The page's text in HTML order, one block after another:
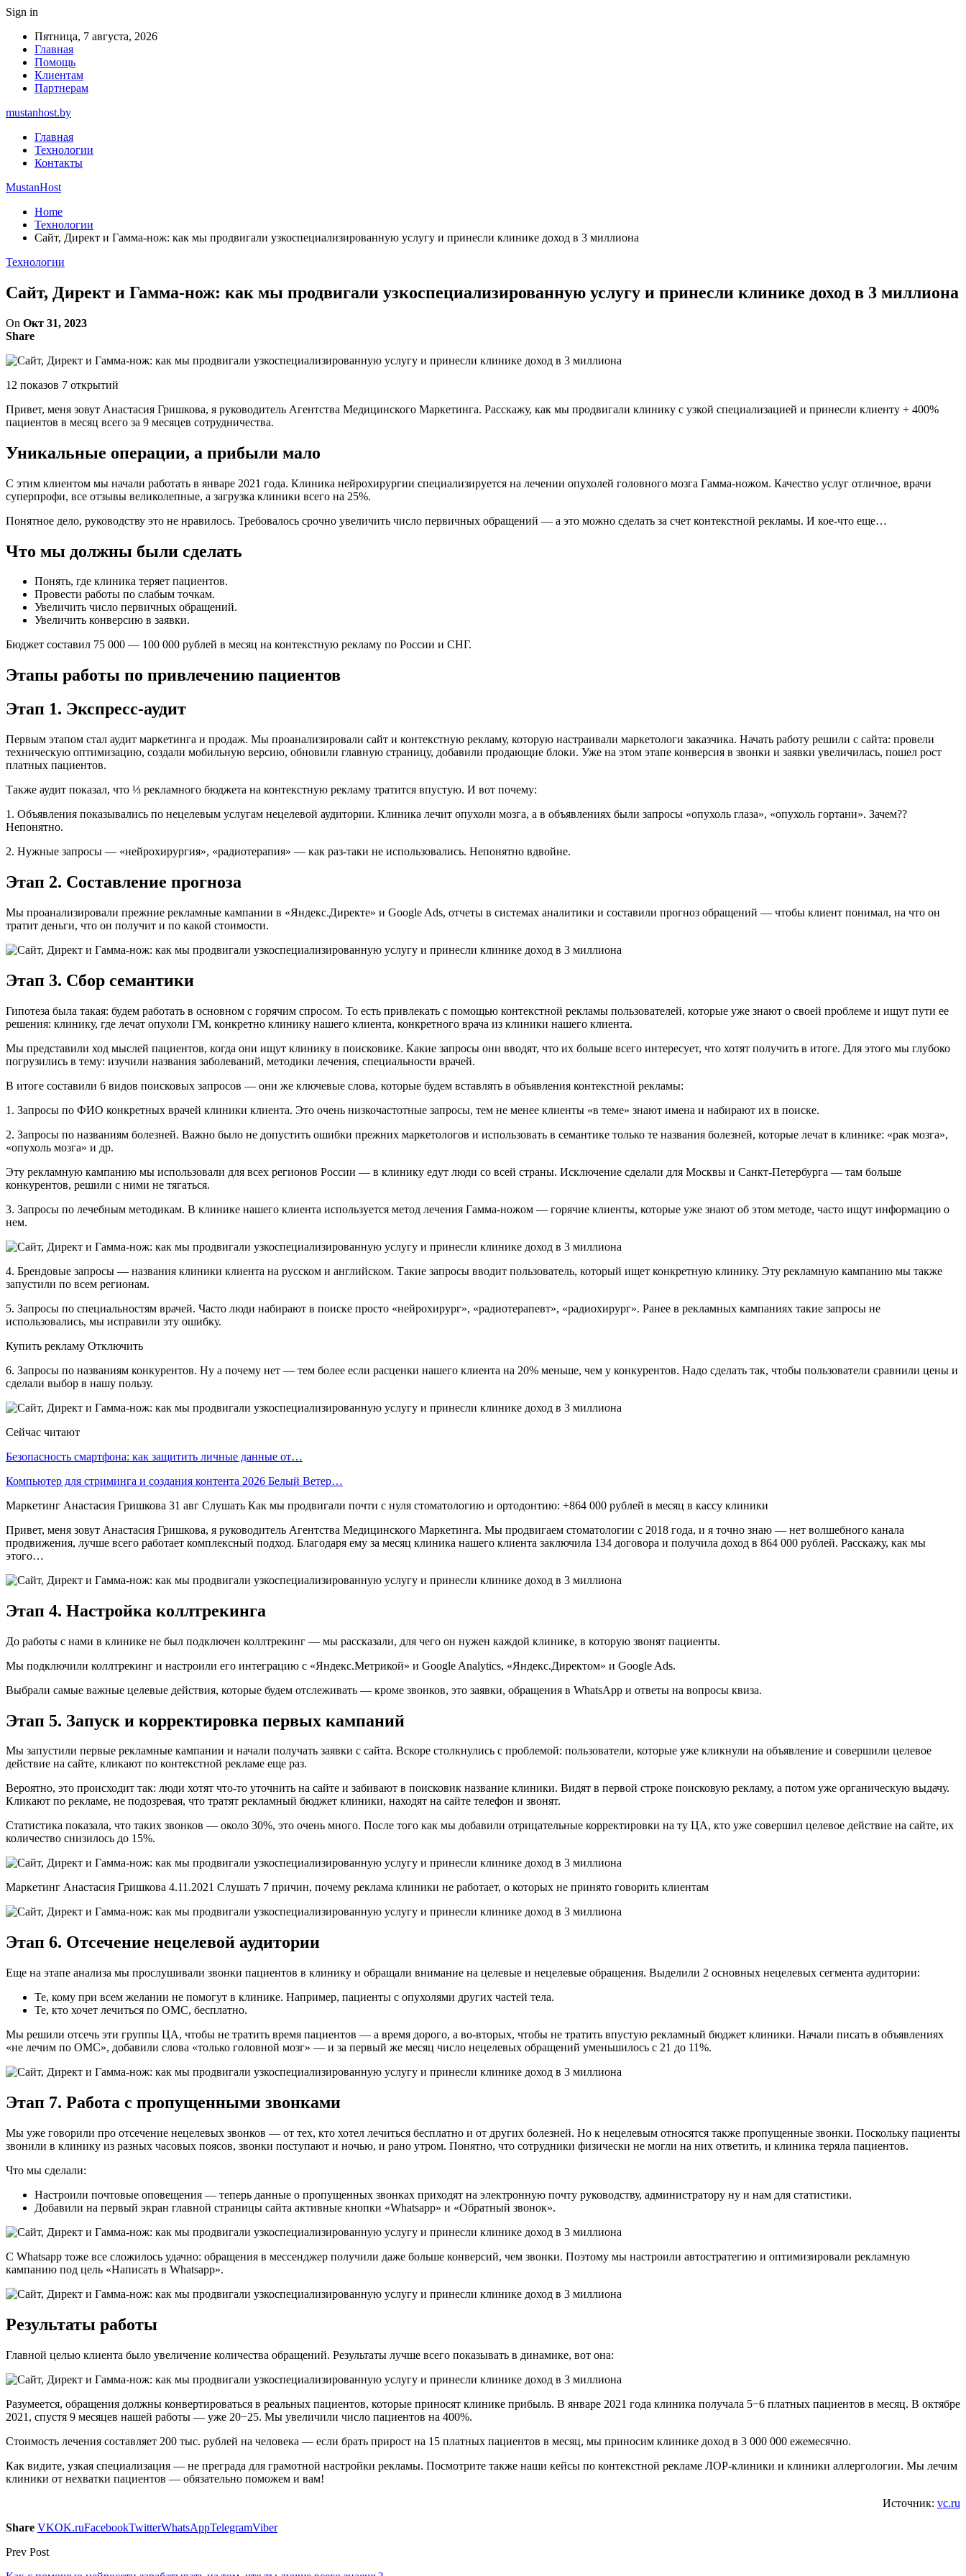
Sign in
Пятница, 7 августа, 2026
Главная
Помощь
Клиентам
Партнерам
mustanhost.by
Главная
Технологии
Контакты
MustanHost
Home
Технологии
Сайт, Директ и Гамма-нож: как мы продвигали узкоспециализированную услугу и принесли клинике доход в 3 миллиона
Технологии
Сайт, Директ и Гамма-нож: как мы продвигали узкоспециализированную услугу и принесли клинике доход в 3 миллиона
On Окт 31, 2023
Share
12 показов 7 открытий
Привет, меня зовут Анастасия Гришкова, я руководитель Агентства Медицинского Маркетинга. Расскажу, как мы продвигали клинику с узкой специализацией и принесли клиенту + 400%
пациентов в месяц всего за 9 месяцев сотрудничества.
Уникальные операции, а прибыли мало
С этим клиентом мы начали работать в январе 2021 года. Клиника нейрохирургии специализируется на лечении опухолей головного мозга Гамма-ножом. Качество услуг отличное, врачи
суперпрофи, все отзывы великолепные, а загрузка клиники всего на 25%.
Понятное дело, руководству это не нравилось. Требовалось срочно увеличить число первичных обращений — а это можно сделать за счет контекстной рекламы. И кое-что еще…
Что мы должны были сделать
Понять, где клиника теряет пациентов.
Провести работы по слабым точкам.
Увеличить число первичных обращений.
Увеличить конверсию в заявки.
Бюджет составил 75 000 — 100 000 рублей в месяц на контекстную рекламу по России и СНГ.
Этапы работы по привлечению пациентов
Этап 1. Экспресс-аудит
Первым этапом стал аудит маркетинга и продаж. Мы проанализировали сайт и контекстную рекламу, которую настраивали маркетологи заказчика. Начать работу решили с сайта: провели
техническую оптимизацию, создали мобильную версию, обновили главную страницу, добавили продающие блоки. Уже на этом этапе конверсия в звонки и заявки увеличилась, пошел рост
платных пациентов.
Также аудит показал, что ⅓ рекламного бюджета на контекстную рекламу тратится впустую. И вот почему:
1. Объявления показывались по нецелевым услугам нецелевой аудитории. Клиника лечит опухоли мозга, а в объявлениях были запросы «опухоль глаза», «опухоль гортани». Зачем??
Непонятно.
2. Нужные запросы — «нейрохирургия», «радиотерапия» — как раз-таки не использовались. Непонятно вдвойне.
Этап 2. Составление прогноза
Мы проанализировали прежние рекламные кампании в «Яндекс.Директе» и Google Ads, отчеты в системах аналитики и составили прогноз обращений — чтобы клиент понимал, на что он
тратит деньги, что он получит и по какой стоимости.
Этап 3. Сбор семантики
Гипотеза была такая: будем работать в основном с горячим спросом. То есть привлекать с помощью контекстной рекламы пользователей, которые уже знают о своей проблеме и ищут пути ее
решения: клинику, где лечат опухоли ГМ, конкретно клинику нашего клиента, конкретного врача из клиники нашего клиента.
Мы представили ход мыслей пациентов, когда они ищут клинику в поисковике. Какие запросы они вводят, что их больше всего интересует, что хотят получить в итоге. Для этого мы глубоко
погрузились в тему: изучили названия заболеваний, методики лечения, специальности врачей.
В итоге составили 6 видов поисковых запросов — они же ключевые слова, которые будем вставлять в объявления контекстной рекламы:
1. Запросы по ФИО конкретных врачей клиники клиента. Это очень низкочастотные запросы, тем не менее клиенты «в теме» знают имена и набирают их в поиске.
2. Запросы по названиям болезней. Важно было не допустить ошибки прежних маркетологов и использовать в семантике только те названия болезней, которые лечат в клинике: «рак мозга»,
«опухоль мозга» и др.
Эту рекламную кампанию мы использовали для всех регионов России — в клинику едут люди со всей страны. Исключение сделали для Москвы и Санкт-Петербурга — там больше
конкурентов, решили с ними не тягаться.
3. Запросы по лечебным методикам. В клинике нашего клиента используется метод лечения Гамма-ножом — горячие клиенты, которые уже знают об этом методе, часто ищут информацию о
нем.
4. Брендовые запросы — названия клиники клиента на русском и английском. Такие запросы вводит пользователь, который ищет конкретную клинику. Эту рекламную кампанию мы также
запустили по всем регионам.
5. Запросы по специальностям врачей. Часто люди набирают в поиске просто «нейрохирург», «радиотерапевт», «радиохирург». Ранее в рекламных кампаниях такие запросы не
использовались, мы исправили эту ошибку.
Купить рекламу Отключить
6. Запросы по названиям конкурентов. Ну а почему нет — тем более если расценки нашего клиента на 20% меньше, чем у конкурентов. Надо сделать так, чтобы пользователи сравнили цены и
сделали выбор в нашу пользу.
Сейчас читают
Безопасность смартфона: как защитить личные данные от…
Компьютер для стриминга и создания контента 2026 Белый Ветер…
Маркетинг Анастасия Гришкова 31 авг Слушать Как мы продвигали почти с нуля стоматологию и ортодонтию: +864 000 рублей в месяц в кассу клиники
Привет, меня зовут Анастасия Гришкова, я руководитель Агентства Медицинского Маркетинга. Мы продвигаем стоматологии с 2018 года, и я точно знаю — нет волшебного канала
продвижения, лучше всего работает комплексный подход. Благодаря ему за месяц клиника нашего клиента заключила 134 договора и получила доход в 864 000 рублей. Расскажу, как мы
этого…
Этап 4. Настройка коллтрекинга
До работы с нами в клинике не был подключен коллтрекинг — мы рассказали, для чего он нужен каждой клинике, в которую звонят пациенты.
Мы подключили коллтрекинг и настроили его интеграцию с «Яндекс.Метрикой» и Google Analytics, «Яндекс.Директом» и Google Ads.
Выбрали самые важные целевые действия, которые будем отслеживать — кроме звонков, это заявки, обращения в WhatsApp и ответы на вопросы квиза.
Этап 5. Запуск и корректировка первых кампаний
Мы запустили первые рекламные кампании и начали получать заявки с сайта. Вскоре столкнулись с проблемой: пользователи, которые уже кликнули на объявление и совершили целевое
действие на сайте, кликают по контекстной рекламе еще раз.
Вероятно, это происходит так: люди хотят что-то уточнить на сайте и забивают в поисковик название клиники. Видят в первой строке поисковую рекламу, а потом уже органическую выдачу.
Кликают по рекламе, не подозревая, что тратят рекламный бюджет клиники, находят на сайте телефон и звонят.
Статистика показала, что таких звонков — около 30%, это очень много. После того как мы добавили отрицательные корректировки на ту ЦА, кто уже совершил целевое действие на сайте, их
количество снизилось до 15%.
Маркетинг Анастасия Гришкова 4.11.2021 Слушать 7 причин, почему реклама клиники не работает, о которых не принято говорить клиентам
Этап 6. Отсечение нецелевой аудитории
Еще на этапе анализа мы прослушивали звонки пациентов в клинику и обращали внимание на целевые и нецелевые обращения. Выделили 2 основных нецелевых сегмента аудитории:
Те, кому при всем желании не помогут в клинике. Например, пациенты с опухолями других частей тела.
Те, кто хочет лечиться по ОМС, бесплатно.
Мы решили отсечь эти группы ЦА, чтобы не тратить время пациентов — а время дорого, а во-вторых, чтобы не тратить впустую рекламный бюджет клиники. Начали писать в объявлениях
«не лечим по ОМС», добавили слова «только головной мозг» — и за первый же месяц число нецелевых обращений уменьшилось с 21 до 11%.
Этап 7. Работа с пропущенными звонками
Мы уже говорили про отсечение нецелевых звонков — от тех, кто хотел лечиться бесплатно и от других болезней. Но к нецелевым относятся также пропущенные звонки. Поскольку пациенты
звонили в клинику из разных часовых поясов, звонки поступают и ночью, и рано утром. Понятно, что сотрудники физически не могли на них ответить, и клиника теряла пациентов.
Что мы сделали:
Настроили почтовые оповещения — теперь данные о пропущенных звонках приходят на электронную почту руководству, администратору ну и нам для статистики.
Добавили на первый экран главной страницы сайта активные кнопки «Whatsapp» и «Обратный звонок».
С Whatsapp тоже все сложилось удачно: обращения в мессенджер получили даже больше конверсий, чем звонки. Поэтому мы настроили автостратегию и оптимизировали рекламную
кампанию под цель «Написать в Whatsapp».
Результаты работы
Главной целью клиента было увеличение количества обращений. Результаты лучше всего показывать в динамике, вот она:
Разумеется, обращения должны конвертироваться в реальных пациентов, которые приносят клинике прибыль. В январе 2021 года клиника получала 5−6 платных пациентов в месяц. В октябре
2021, спустя 9 месяцев нашей работы — уже 20−25. Мы увеличили число пациентов на 400%.
Стоимость лечения составляет 200 тыс. рублей на человека — если брать прирост на 15 платных пациентов в месяц, мы приносим клинике доход в 3 000 000 ежемесячно.
Как видите, узкая специализация — не преграда для грамотной настройки рекламы. Посмотрите также наши кейсы по контекстной рекламе ЛОР-клиники и клиники аллергологии. Мы лечим
клиники от нехватки пациентов — обязательно поможем и вам!
Источник: vc.ru
Share VKOK.ruFacebookTwitterWhatsAppTelegramViber
Prev Post